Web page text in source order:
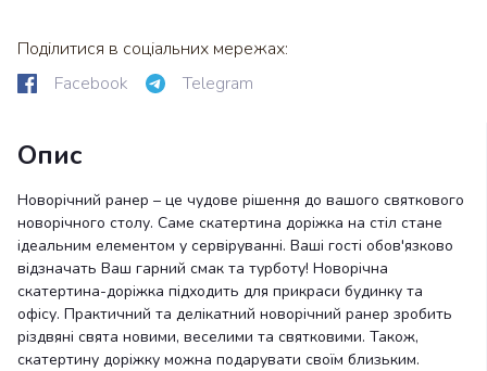
Поділитися в соціальних мережах:
Facebook
Telegram
Опис
Новорічний ранер – це чудове рішення до вашого святкового
новорічного столу. Саме скатертина доріжка на стіл стане
ідеальним елементом у сервіруванні. Ваші гості обов'язково
відзначать Ваш гарний смак та турботу! Новорічна
скатертина-доріжка підходить для прикраси будинку та
офісу. Практичний та делікатний новорічний ранер зробить
різдвяні свята новими, веселими та святковими. Також,
скатертину доріжку можна подарувати своїм близьким.